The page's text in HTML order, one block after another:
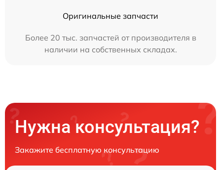
Оригинальные запчасти
Более 20 тыс. запчастей от производителя в
наличии на собственных складах.
Нужна консультация?
Закажите бесплатную консультацию